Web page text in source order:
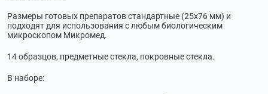
Размеры готовых препаратов стандартные (25х76 мм) и
подходят для использования с любым биологическим
микроскопом Микромед.
14 образцов, предметные стекла, покровные стекла.
В наборе: